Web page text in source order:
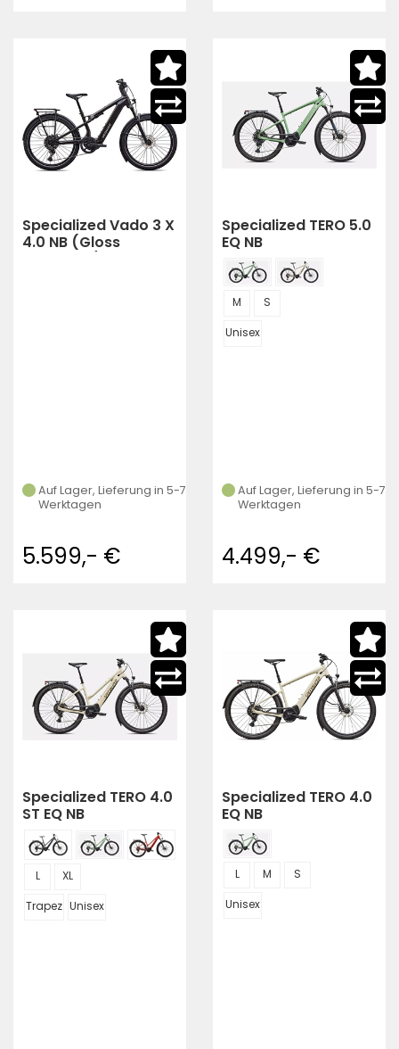
Specialized Vado 3 X
4.0 NB (Gloss
Auf Lager, Lieferung in 5-7
Werktagen
5.599,- €
Specialized TERO 5.0
EQ NB
M
S
Unisex
Auf Lager, Lieferung in 5-7
Werktagen
4.499,- €
Specialized TERO 4.0
ST EQ NB
L
XL
Trapez Unisex
Specialized TERO 4.0
EQ NB
L M
S
Unisex